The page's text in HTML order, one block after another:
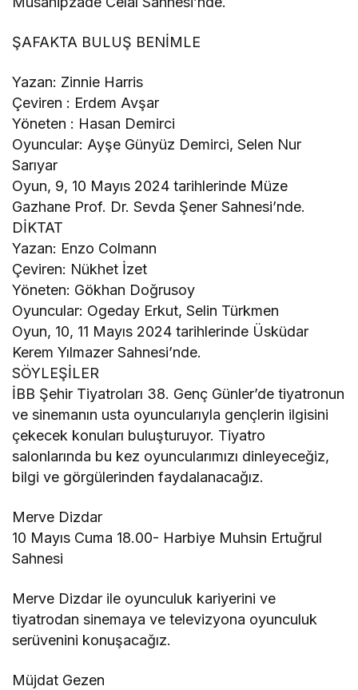
ŞAFAKTA BULUŞ BENİMLE
Yazan: Zinnie Harris
Çeviren : Erdem Avşar
Yöneten : Hasan Demirci
Oyuncular: Ayşe Günyüz Demirci, Selen Nur
Sarıyar
Oyun, 9, 10 Mayıs 2024 tarihlerinde Müze
Gazhane Prof. Dr. Sevda Şener Sahnesi’nde.
DİKTAT
Yazan: Enzo Colmann
Çeviren: Nükhet İzet
Yöneten: Gökhan Doğrusoy
Oyuncular: Ogeday Erkut, Selin Türkmen
Oyun, 10, 11 Mayıs 2024 tarihlerinde Üsküdar
Kerem Yılmazer Sahnesi’nde.
SÖYLEŞİLER
İBB Şehir Tiyatroları 38. Genç Günler’de tiyatronun
ve sinemanın usta oyuncularıyla gençlerin ilgisini
çekecek konuları buluşturuyor. Tiyatro
salonlarında bu kez oyuncularımızı dinleyeceğiz,
bilgi ve görgülerinden faydalanacağız.
Merve Dizdar
10 Mayıs Cuma 18.00- Harbiye Muhsin Ertuğrul
Sahnesi
Merve Dizdar ile oyunculuk kariyerini ve
tiyatrodan sinemaya ve televizyona oyunculuk
serüvenini konuşacağız.
Müjdat Gezen